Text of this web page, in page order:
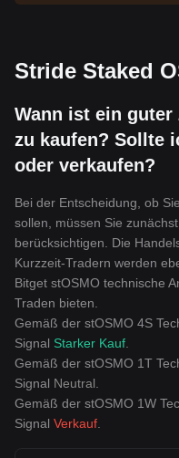
Stride Staked
Wann ist ein guter
zu kaufen? Sollte
oder verkaufen?
Bei der Entscheidung, ob
sollen, müssen Sie
berücksichtigen. Die
Kurzzeit-Tradern werden
Bitget stOSMO technische
Traden bieten.
Gemäß der stOSMO 4S
Signal Starker Kauf
Gemäß der stOSMO 1T
Signal Neutral
Gemäß der stOSMO 1W
Signal Verkauf